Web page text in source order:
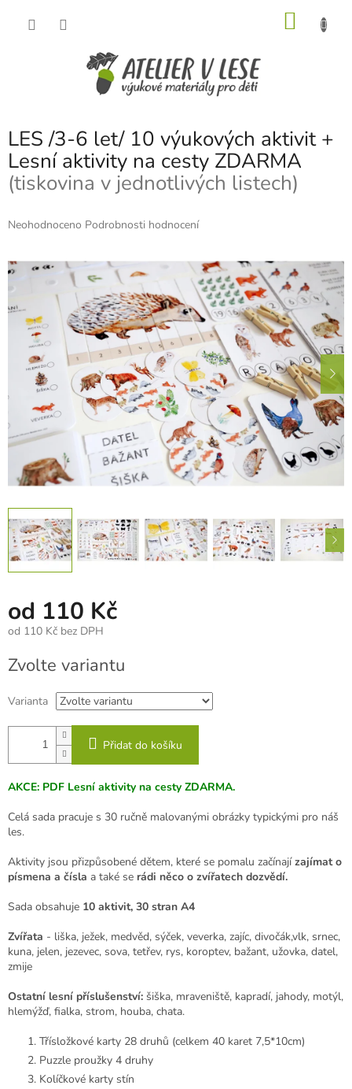
LES /3-6 let/ 10 výukových aktivit +
Lesní aktivity na cesty ZDARMA
(tiskovina v jednotlivých listech)
Průměrné
je
5
hvězdiček.
Neohodnoceno Podrobnosti hodnocení
od 110 Kč
od 110 Kč bez DPH
cena:
Zvolte variantu
Varianta
Přidat do košíku
AKCE: PDF Lesní aktivity na cesty ZDARMA.
Celá sada pracuje s 30 ručně malovanými obrázky typickými pro náš
les.
Aktivity jsou přizpůsobené dětem, které se pomalu začínajízajímat o
písmena a čísla a také se rádi něco o zvířatech dozvědí.
Sada obsahuje 10 aktivit, 30 stran A4
Zvířata - liška, ježek, medvěd, sýček, veverka, zajíc, divočák,vlk, srnec,
kuna, jelen, jezevec, sova, tetřev, rys, koroptev, bažant, užovka, datel,
zmije
Ostatní lesní příslušenství: šiška, mraveniště, kapradí, jahody, motýl,
hlemýžď, fialka, strom, houba, chata.
Třísložkové karty 28 druhů (celkem 40 karet 7,5*10cm)
Puzzle proužky 4 druhy
Kolíčkové karty stín